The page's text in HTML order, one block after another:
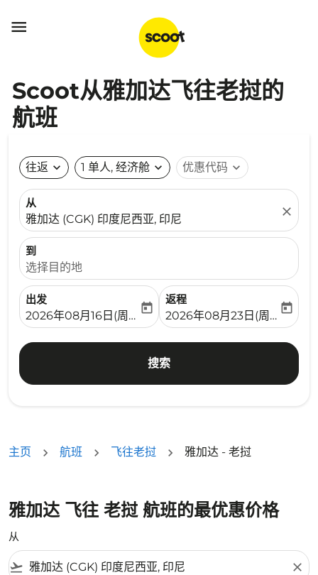

Scoot从雅加达飞往老挝的
航班
往返 expand_more 1 单人, 经济舱 expand_more 优惠代码 expand_more
从
雅加达 (CGK) 印度尼西亚, 印尼
close
到
选择目的地
出发
fc-booking-departure-date-aria-label
2026年08月16日(周日)
today
返程
fc-booking-return-date-
2026年08月23日(周日)
today
搜索
主页 航班 飞往老挝 雅加达 - 老挝
雅加达 飞往 老挝 航班的最优惠价格
从
flight_takeoff close